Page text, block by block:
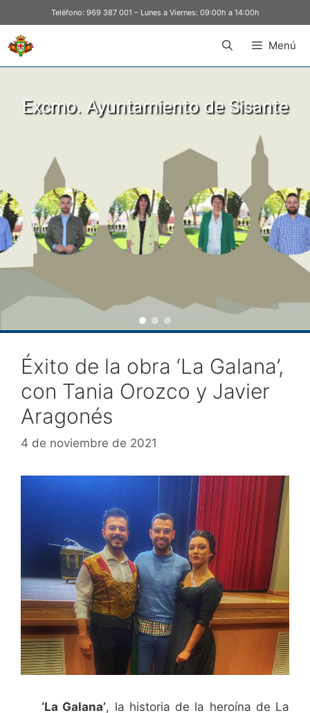
Teléfono: 969 387 001 – Lunes a Viernes: 09:00h a 14:00h
Menú
Excmo. Ayuntamiento de Sisante
Éxito de la obra ‘La Galana’,
con Tania Orozco y Javier
Aragonés
4 de noviembre de 2021
‘La Galana’, la historia de la heroína de La